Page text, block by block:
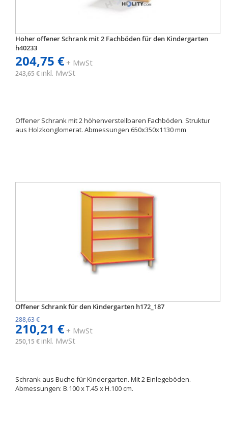
Hoher offener Schrank mit 2 Fachböden für den Kindergarten
h40233
204,75 €+ MwSt
243,65 € inkl. MwSt
Offener Schrank mit 2 höhenverstellbaren Fachböden. Struktur
aus Holzkonglomerat. Abmessungen 650x350x1130 mm
Offener Schrank für den Kindergarten h172_187
288,63 €
210,21 €+ MwSt
250,15 € inkl. MwSt
Schrank aus Buche für Kindergarten. Mit 2 Einlegeböden.
Abmessungen: B.100 x T.45 x H.100 cm.